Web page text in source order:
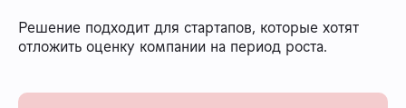
Решение подходит для стартапов, которые хотят
отложить оценку компании на период роста.